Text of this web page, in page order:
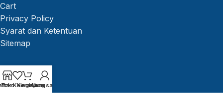
Cart
Privacy Policy
Syarat dan Ketentuan
Sitemap
TokoKeinginan
Keranjang
Akun saya